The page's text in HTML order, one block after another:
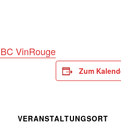
VinRouge
Zum
VERANSTALTUNGSORT